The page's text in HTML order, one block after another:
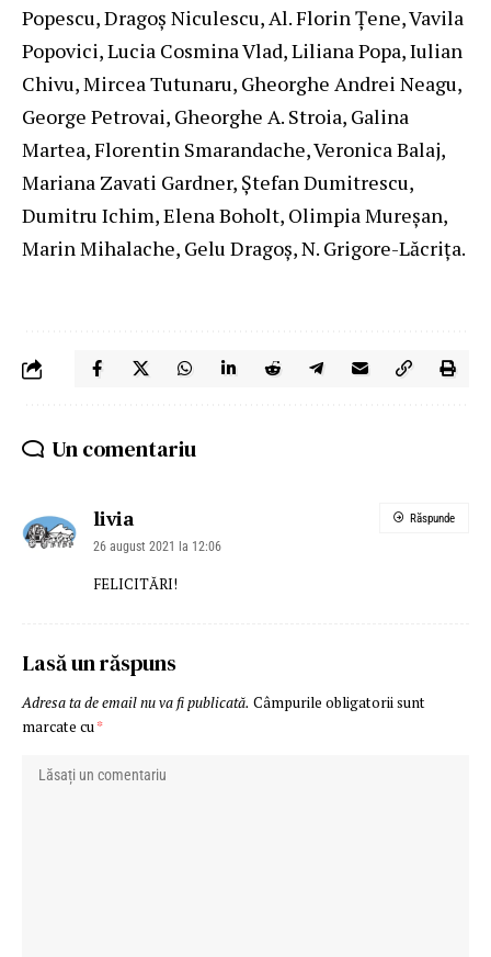
Popescu, Dragoş Niculescu, Al. Florin Ţene, Vavila
Popovici, Lucia Cosmina Vlad, Liliana Popa, Iulian
Chivu, Mircea Tutunaru, Gheorghe Andrei Neagu,
George Petrovai, Gheorghe A. Stroia, Galina
Martea, Florentin Smarandache, Veronica Balaj,
Mariana Zavati Gardner, Ştefan Dumitrescu,
Dumitru Ichim, Elena Boholt, Olimpia Mureşan,
Marin Mihalache, Gelu Dragoş, N. Grigore-Lăcriţa.
Un comentariu
livia
26 august 2021 la 12:06
FELICITĂRI!
Răspunde
Lasă un răspuns
Adresa ta de email nu va fi publicată. Câmpurile obligatorii sunt
marcate cu *